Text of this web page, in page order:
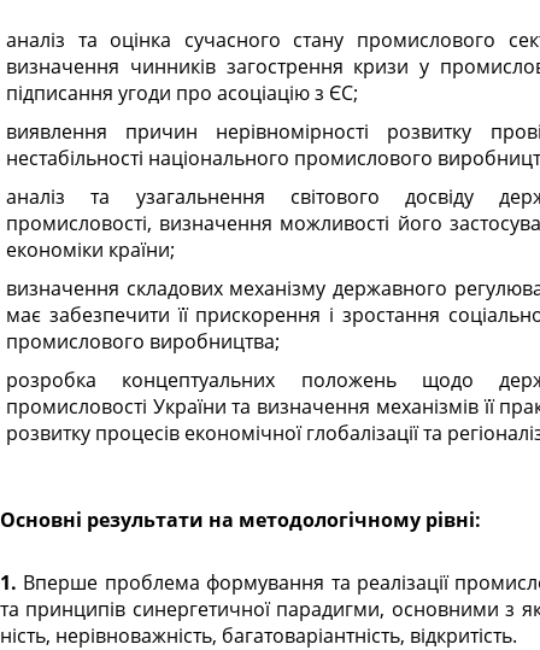
аналіз та оцінка сучасного стану промислового
визначення чинників загострення кризи у
підписання угоди про асоціацію з ЄС;
виявлення причин нерівномірності розвитку
нестабільності національного промислового
аналіз та узагальнення світового досвіду
промисловості, визначення можливості його
економіки країни;
визначення складових механізму державного
має забезпечити її прискорення і зростання
промислового виробництва;
розробка концептуальних положень щодо
промисловості України та визначення механізмів її
розвитку процесів економічної глобалізації та
Основні результати на методологічному рівні:
1. Вперше проблема формування та реалізації промислової політики в країні розглядається з позиції
та принципів синергетичної парадигми, основними з
ність, нерівноважність, багатоваріантність, відкритість.